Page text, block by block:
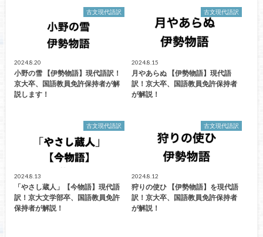
古文現代語訳
2024.8.20
小野の雪 【伊勢物語】現代語訳！
京大卒、国語教員免許保持者が解
説します！
古文現代語訳
2024.8.15
月やあらぬ 【伊勢物語】現代語
訳！京大卒、国語教員免許保持者
が解説！
古文現代語訳
2024.8.13
「やさし蔵人」【今物語】現代語
訳！京大文学部卒、国語教員免許
保持者が解説！
古文現代語訳
2024.8.12
狩りの使ひ 【伊勢物語】を現代語
訳！京大卒、国語教員免許保持者
が解説！